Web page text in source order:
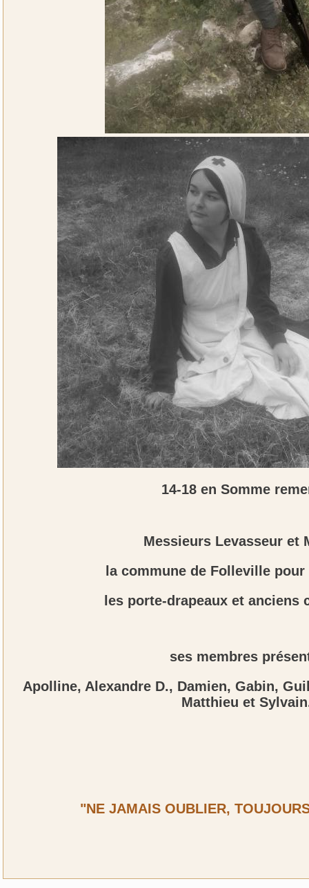
14-18 en Somme
Messieurs Levasseur et
la commune de Folleville
les porte-drapeaux et anciens
ses membres
Apolline, Alexandre D., Damien, Gabin,
Matthieu et
"NE JAMAIS OUBLIER,